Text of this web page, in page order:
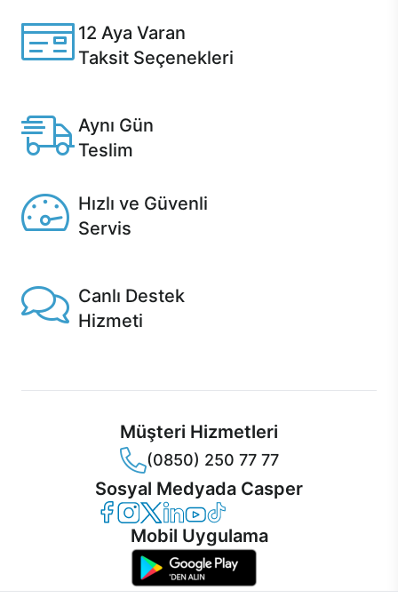
12 Aya Varan
Taksit Seçenekleri
Aynı Gün
Teslim
Hızlı ve Güvenli
Servis
Canlı Destek
Hizmeti
Müşteri Hizmetleri
(0850) 250 77 77
Sosyal Medyada Casper
Casper Facebook
Casper Instagram
Casper Twitter
Casper LinkedIn
Casper YouTube
Casper TikTok
Mobil Uygulama